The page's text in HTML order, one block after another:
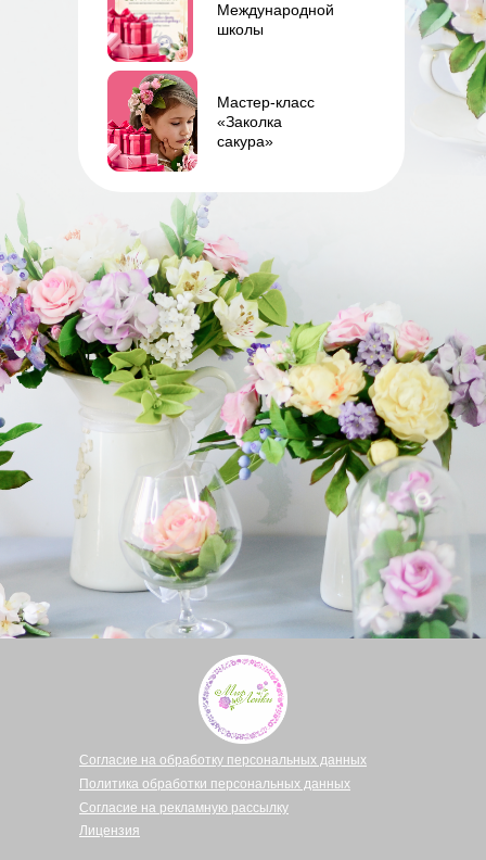
Мастер-класс
«Заколка
сакура»
Международной
школы
Политика обработки персональных данных
Согласие на обработку персональных данных
Согласие на рекламную рассылку
Лицензия